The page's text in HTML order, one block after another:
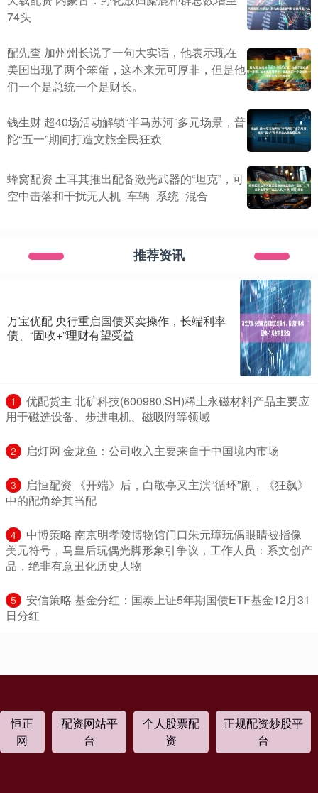
74头
配先查 加州州长说了一句大实话，他表示现在
美国出现了两个笨蛋，这本来无可厚非，但是他
们一个是总统一个是财长。
钱生财 超40场活动解锁“半马苏河”多元场景，普
陀“五一”期间打造文旅全民狂欢
蜂窝配资 土耳其推出配备激光武器的“坦克”，可
空中击落和干扰无人机_车辆_系统_混合
推荐资讯
万宝优配 央行重启国债买卖操作，长端利率
债、“固收+”理财有望受益
1
​优配货主 北矿科技(600980.SH)稀土永磁材料产品主要应
用于磁选设备、步进电机、磁吸附等领域
2 ​启灯网 金龙鱼：公司收入主要来自于中国境内市场
3
​启恒配资 《开端》后，白敬亭又主演“循环”剧，《狂飙》
中的配角给其当配
4
​中博策略 南京明孝陵博物馆门口朱元璋玩偶眼睛被指像
美元符号，马皇后玩偶光脚形象引争议，工作人员：系文创产
品，绝非有意丑化历史人物
5
​安信策略 基金分红：国泰上证5年期国债ETF基金12月31
日分红
恒正
网
配资网站平
台
个人股票配
资
正规配资炒股平
台